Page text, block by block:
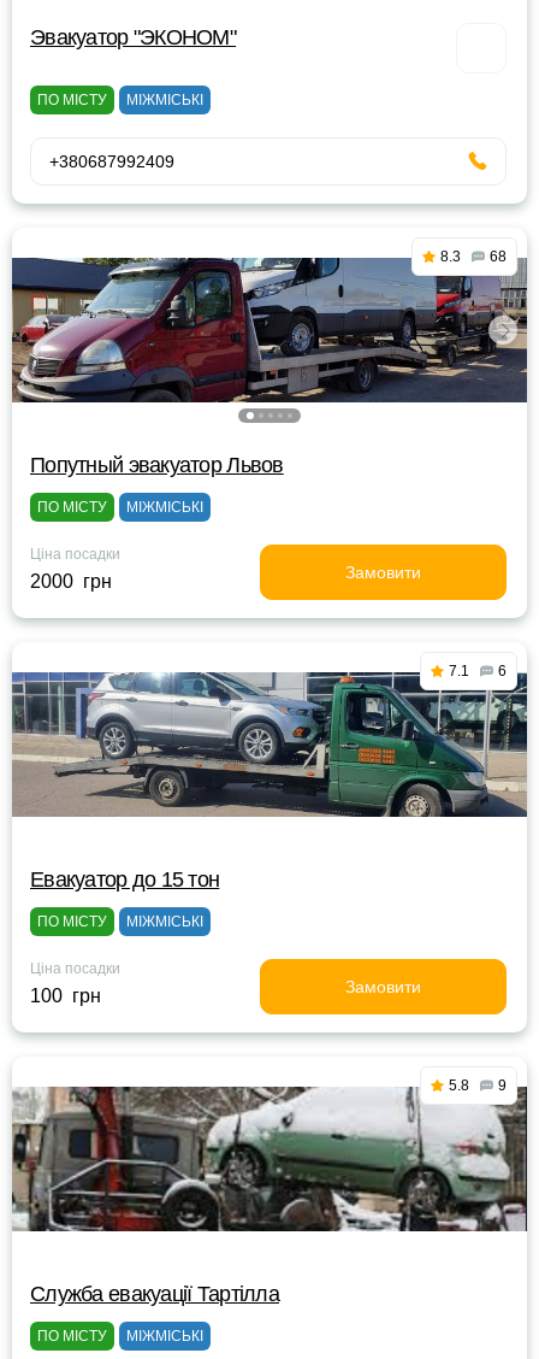
Эвакуатор "ЭКОНОМ"
ПО МІСТУ МІЖМІСЬКІ
+380687992409
8.3 68
Попутный эвакуатор Львов
ПО МІСТУ МІЖМІСЬКІ
Ціна посадки
2000 грн Замовити
7.1 6
Евакуатор до 15 тон
ПО МІСТУ МІЖМІСЬКІ
Ціна посадки
100 грн Замовити
5.8 9
Служба евакуації Тартілла
ПО МІСТУ МІЖМІСЬКІ